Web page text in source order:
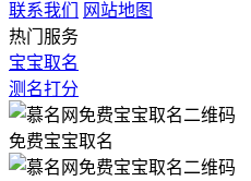
联系我们
网站地图
热门服务
宝宝取名
测名打分
免费宝宝取名